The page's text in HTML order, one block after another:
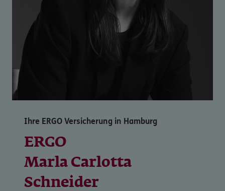
Ihre ERGO Versicherung in Hamburg
ERGO
Marla Carlotta
Schneider